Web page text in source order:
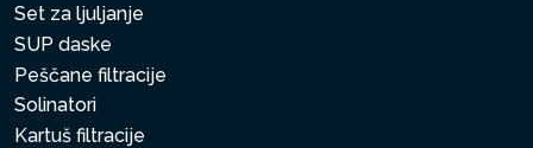
Set za ljuljanje
SUP daske
Peščane filtracije
Solinatori
Kartuš filtracije